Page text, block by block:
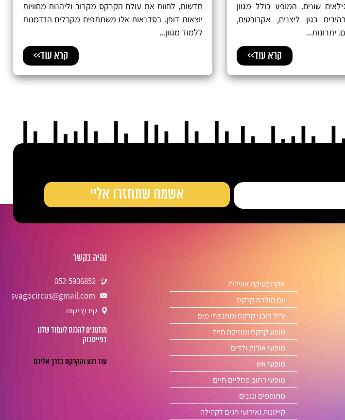
שונים. המופע כולל מגוון
כגון ליצנים, אקרובטים,
יתרונות...
קרא עוד>>
חדשות, לחוות את עולם הקרקס מקרוב וליהנות מחוויות
יוצאות דופן. בסדנאות אלו משתתפים מקבלים הזדמנות
ללמוד מגוון...
קרא עוד>>
אקרובטיקה אווירית
יום הולדת קרקס
יריד דוכני קרקס ומתנפחי מים
מופע קרקס ומוזיקה חייה
מופעי אורות ולדים
מופעי אש
מופעי רחוב פסליים חיים
מתופפים ונגנים
קייטנות ואירועי חגים לקהילה
נהיה בקשר
052-5906852
svagocircus@gmail.com
קיבוץ יקום
מוזמנים להכנס לעמוד שלנו
בפייסבוק